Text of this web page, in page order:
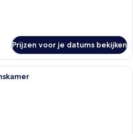
Prijzen voor je datums bekijken
Een moderne slaapkamer met een